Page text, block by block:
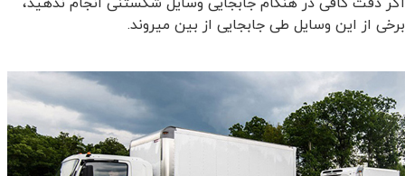
برخی از این وسایل طی جابجایی از بین میروند.